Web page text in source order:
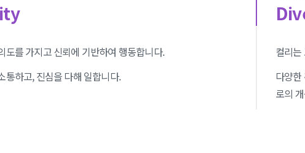
도를 가지고 신뢰에 기반하여 행동합니다.
통하고, 진심을 다해 일합니다.
컬리는
다양한
로의